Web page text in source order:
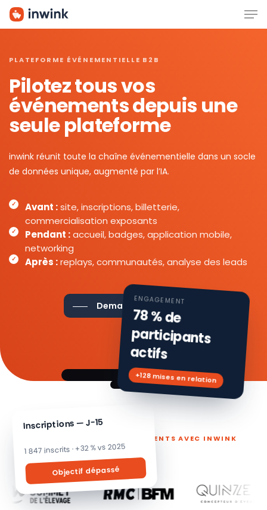
Skip
PLATEFORME ÉVÉNEMENTIELLE B2B
Pilotez tous vos
événements depuis une
seule plateforme
inwink réunit toute la chaîne événementielle dans un socle
de données unique, augmenté par l’IA.
Avant :site, inscriptions, billetterie,
commercialisation exposants
Pendant :accueil, badges, application mobile,
networking
Après :replays, communautés, analyse des leads
Demander une démo
Inscriptions — J-15
1 847 inscrits · +32 % vs 2025
Objectif dépassé
ENGAGEMENT
78 % de
participants
actifs
+128 mises en relation
ILS PILOTENT LEURS ÉVÉNEMENTS AVEC INWINK